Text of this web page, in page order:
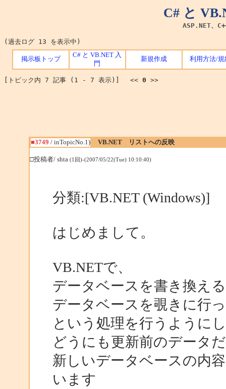
C# と
ASP.NET、
(過去ログ 13 を表示中)
掲示板トップ
C# と VB.NET 入
門
新規作成 利用方法/規
[トピック内 7 記事 (1 - 7 表示)] << 0 >>
■3749 / inTopicNo.1) VB.NET リストへの反映
□投稿者/ shta (1回)-(2007/05/22(Tue) 10:10:40)
分類:[VB.NET (Windows)]
はじめまして。
VB.NETで、
データベースを書き換え
データベースを覗きに行
という処理を行うように
どうにも更新前のデータ
新しいデータベースの内
います